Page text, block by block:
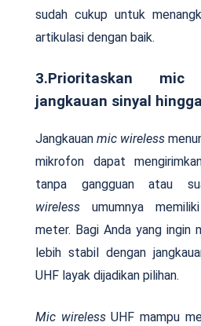
sudah cukup untuk
artikulasi dengan baik.
3.Prioritaskan
jangkauan sinyal
Jangkauan mic wireless
mikrofon dapat
tanpa gangguan atau
wireless umumnya
meter. Bagi Anda yang ingin
lebih stabil dengan
UHF layak dijadikan pilihan.
Mic wirelessUHF mampu